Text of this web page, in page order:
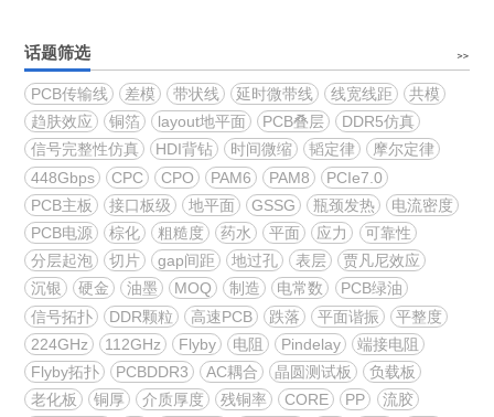
话题筛选
PCB传输线 差模 带状线 延时微带线 线宽线距
共模
趋肤效应
铜箔 layout地平面 PCB叠层
DDR5仿真
信号完整性仿真
HDI背钻 时间微缩 韬定律
摩尔定律
448Gbps
CPC CPO PAM6 PAM8
PCIe7.0
PCB主板
接口板级 地平面 GSSG 瓶颈发热
电流密度
PCB电源
棕化 粗糙度 药水 平面 应力
可靠性
分层起泡
切片 gap间距 地过孔 表层
贾凡尼效应
沉银
硬金 油墨 MOQ 制造 电常数
PCB绿油
信号拓扑
DDR颗粒 高速PCB 跌落 平面谐振
平整度
224GHz
112GHz Flyby 电阻 Pindelay
端接电阻
Flyby拓扑
PCBDDR3 AC耦合 晶圆测试板
负载板
老化板
铜厚 介质厚度 残铜率 CORE PP
流胶